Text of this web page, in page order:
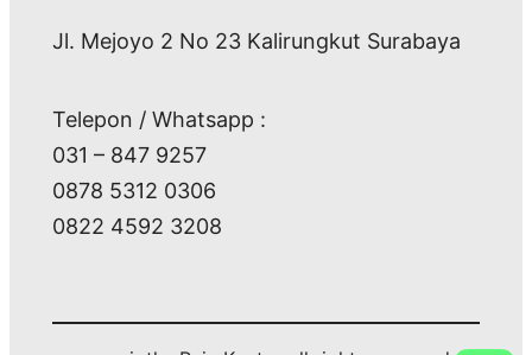
Jl. Mejoyo 2 No 23 Kalirungkut Surabaya
Telepon / Whatsapp :
031 – 847 9257
0878 5312 0306
0822 4592 3208